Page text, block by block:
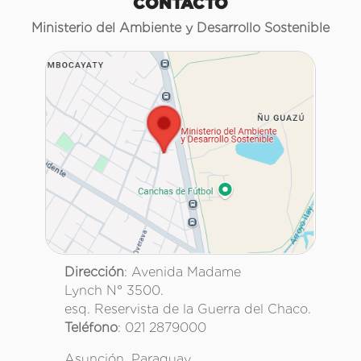
Ministerio del Ambiente y Desarrollo Sostenible
Dirección: Avenida Madame
Lynch N° 3500.
esq. Reservista de la Guerra del Chaco.
Teléfono: 021 2879000